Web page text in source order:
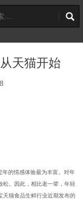
天猫开始
年的情感体验最为丰富。对年
松。因此，相比老一辈，年轻
天猫食品生鲜行业近期发布的